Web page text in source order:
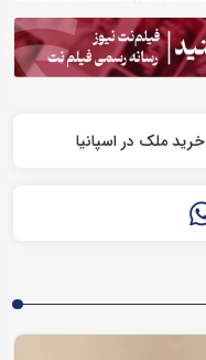
خرید ملک در اسپانیا